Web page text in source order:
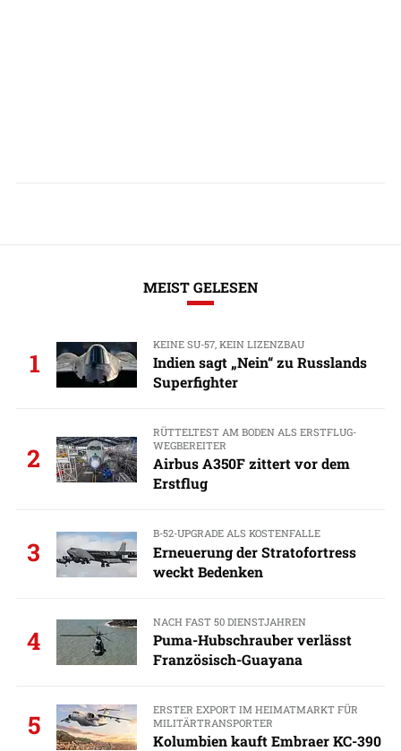
MEIST GELESEN
1
KEINE SU-57, KEIN LIZENZBAU
Indien sagt „Nein“ zu Russlands
Superfighter
2
RÜTTELTEST AM BODEN ALS ERSTFLUG-
WEGBEREITER
Airbus A350F zittert vor dem
Erstflug
3
B-52-UPGRADE ALS KOSTENFALLE
Erneuerung der Stratofortress
weckt Bedenken
4
NACH FAST 50 DIENSTJAHREN
Puma-Hubschrauber verlässt
Französisch-Guayana
5
ERSTER EXPORT IM HEIMATMARKT FÜR
MILITÄRTRANSPORTER
Kolumbien kauft Embraer KC-390